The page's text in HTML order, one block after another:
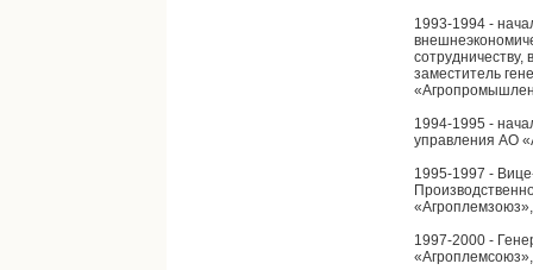
1993-1994 -
заместитель
1994-1995 -
управления АО
1995-1997 -
«Агроплемзоюз»,
1997-2000 -
«Агроплемсоюз»,